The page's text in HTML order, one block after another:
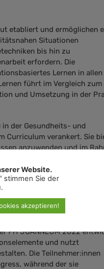
etabliert und ermöglichen
Situationen
bis hin zu
erfordern. Die
Lernen in allen
führt im Vergleich zum
und Umsetzung in der
der Gesundheits- und
Curriculum verankert. Sie
anzuwenden und im
Kompetenzen zu
das
zulässt.
Pflegeausbildung ist das
FH JOANNEUM 2022
und nutzt
Die Teilnehmer:innen
während der sie
Website.
stimmen Sie der
akzeptieren!